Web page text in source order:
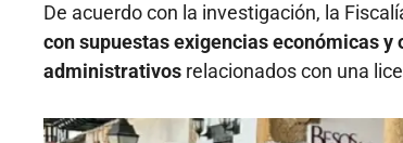
De acuerdo con la investigación, la
con supuestas exigencias económicas
administrativos relacionados con una